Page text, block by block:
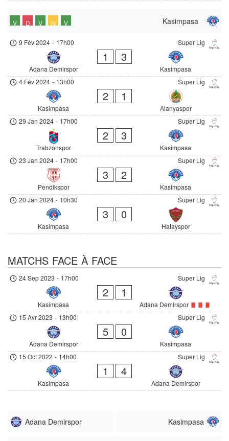
Kasimpasa
V D V N V
Super Lig
9 Fév 2024 - 17h00
Adana Demirspor
1 3
Kasimpasa
Super Lig
4 Fév 2024 - 13h00
Kasimpasa
2 1
Alanyaspor
Super Lig
29 Jan 2024 - 17h00
Trabzonspor
2 3
Kasimpasa
Super Lig
23 Jan 2024 - 17h00
Pendikspor
3 2
Kasimpasa
Super Lig
20 Jan 2024 - 10h30
Kasimpasa
3 0
Hatayspor
MATCHS FACE À FACE
Super Lig
24 Sep 2023 - 17h00
Kasimpasa
2 1
Adana Demirspor
Super Lig
15 Avr 2023 - 13h00
Adana Demirspor
5 0
Kasimpasa
Super Lig
15 Oct 2022 - 14h00
Kasimpasa
1 4
Adana Demirspor
Adana Demirspor Kasimpasa